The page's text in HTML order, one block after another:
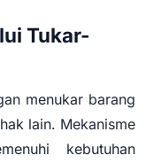
Tukar-
menukar barang
lain. Mekanisme
kebutuhan